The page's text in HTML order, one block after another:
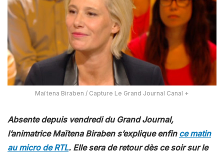
Maïtena Biraben / Capture Le Grand Journal Canal +
Absente depuis vendredi du Grand Journal,
l’animatrice Maïtena Biraben s’explique enfin ce matin
au micro de RTL. Elle sera de retour dès ce soir sur le